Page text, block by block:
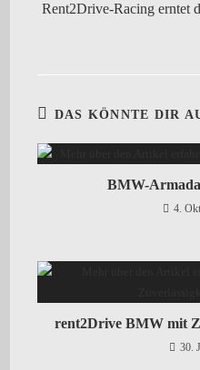
Rent2Drive-Racing erntet
DAS KÖNNTE DIR
BMW-
4.
rent2Drive BMW mit
30.